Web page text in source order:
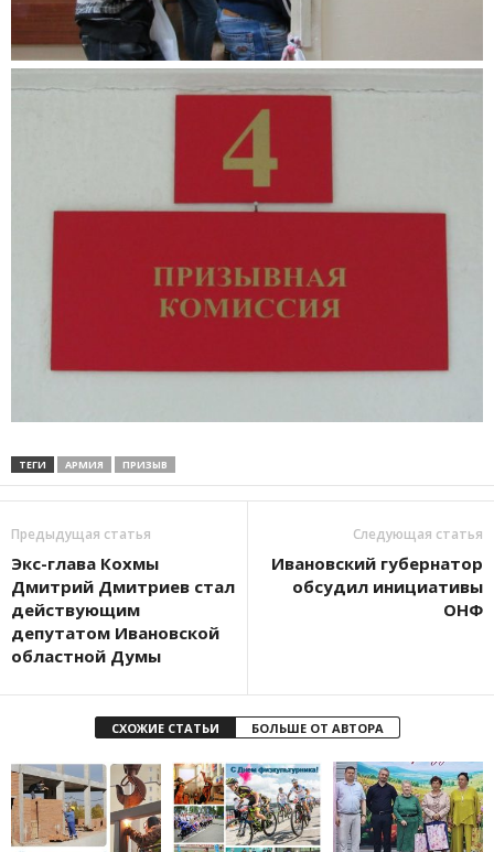
ТЕГИ АРМИЯ ПРИЗЫВ
Предыдущая статья
Экс-глава Кохмы
Дмитрий Дмитриев стал
действующим
депутатом Ивановской
областной Думы
Следующая статья
Ивановский губернатор
обсудил инициативы
ОНФ
СХОЖИЕ СТАТЬИ БОЛЬШЕ ОТ АВТОРА